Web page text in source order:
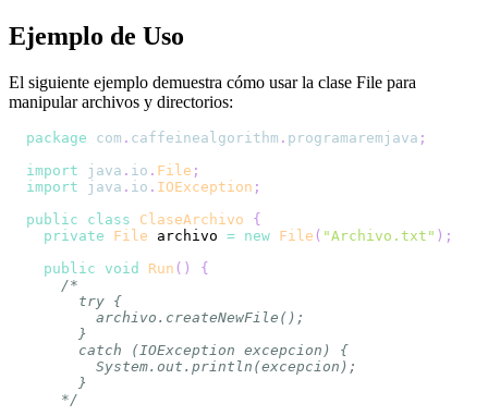
Ejemplo de Uso
El siguiente ejemplo demuestra cómo usar la clase File para
manipular archivos y directorios:
package com . caffeinealgorithm . programaremjava ;
import
java . io . File ;
import
java . io . IOException ;
public
class ClaseArchivo
{
private
File archivo = new File ( "Archivo.txt" ) ;
public
void Run ( )
{
    */